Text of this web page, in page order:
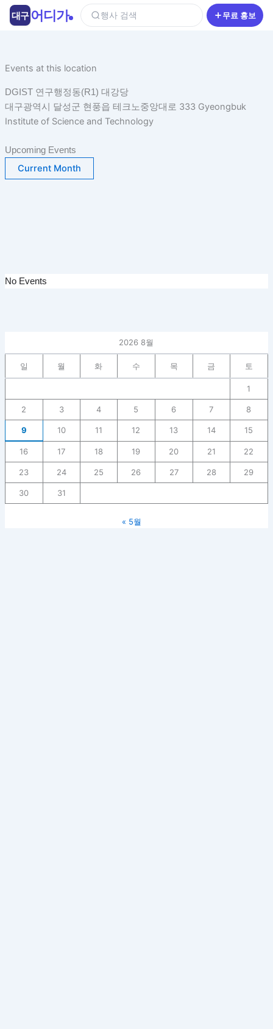
건
뛰
기
Events at this location
DGIST 연구행정동(R1) 대강당
대구광역시 달성군 현풍읍 테크노중앙대로 333 Gyeongbuk
Institute of Science and Technology
Upcoming Events
Current Month
No Events
2026 8월
일 월 화 수 목 금 토
1
2 3 4 5 6 7 8
9 10 11 12 13 14 15
16 17 18 19 20 21 22
23 24 25 26 27 28 29
30 31
« 5월
대구 어디가 행사 검색 무료 홍보